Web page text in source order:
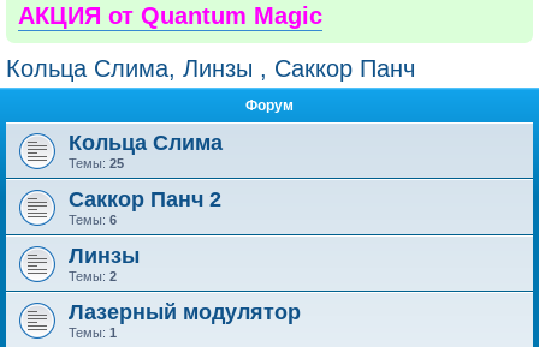
АКЦИЯ от Quantum Magic
Кольца Слима, Линзы , Саккор Панч
Форум
Кольца Слима
Темы: 25
Саккор Панч 2
Темы: 6
Линзы
Темы: 2
Лазерный модулятор
Темы: 1